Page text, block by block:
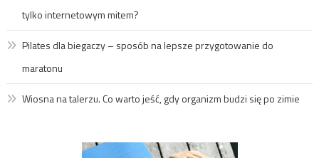
tylko internetowym mitem?
Pilates dla biegaczy – sposób na lepsze przygotowanie do
maratonu
Wiosna na talerzu. Co warto jeść, gdy organizm budzi się po zimie